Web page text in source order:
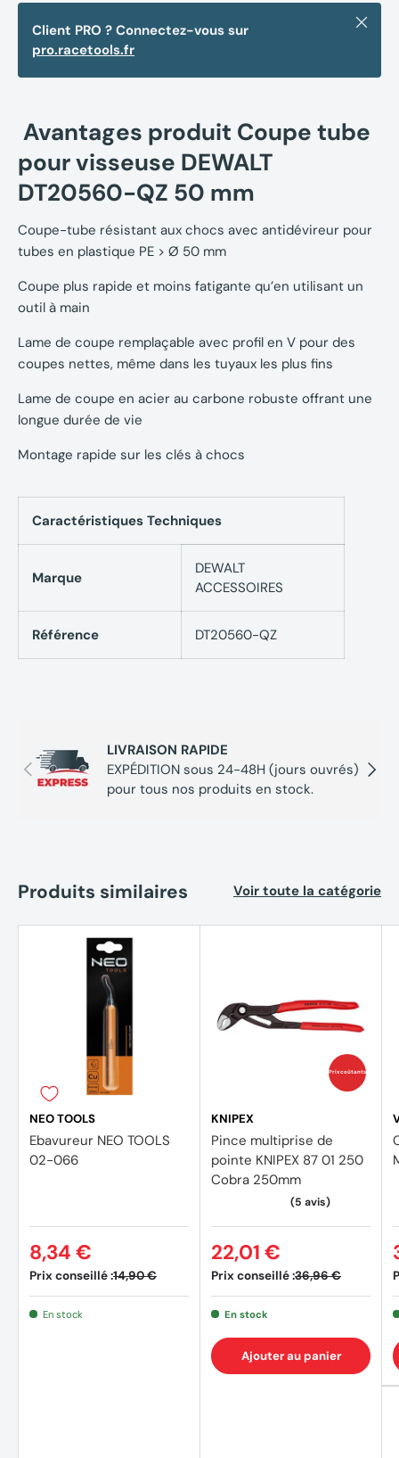
Client PRO ? Connectez-vous sur
pro.racetools.fr
Fermer
Avantages produit Coupe tube
pour visseuse DEWALT
DT20560-QZ 50 mm
Coupe-tube résistant aux chocs avec antidévireur pour
tubes en plastique PE > Ø 50 mm
Coupe plus rapide et moins fatigante qu’en utilisant un
outil à main
Lame de coupe remplaçable avec profil en V pour des
coupes nettes, même dans les tuyaux les plus fins
Lame de coupe en acier au carbone robuste offrant une
longue durée de vie
Montage rapide sur les clés à chocs
Caractéristiques Techniques
Marque
DEWALT
ACCESSOIRES
Référence DT20560-QZ
Précédent
LIVRAISON RAPIDE
EXPÉDITION sous 24-48H (jours ouvrés)
pour tous nos produits en stock.
Produits similaires Voir toute la catégorie
NEO TOOLS
Ebavureur NEO TOOLS
02-066
Prix conseillé :14,90 €
8,34 €
En stock
Prix coûtants
KNIPEX
Pince multiprise de
pointe KNIPEX 87 01 250
Cobra 250mm
Prix conseillé :36,96 €
22,01 €
En stock
Ajouter au panier